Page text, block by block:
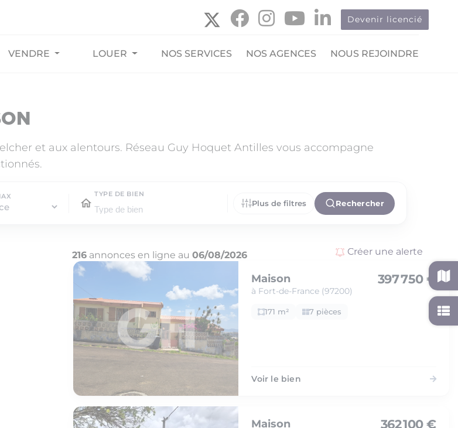
Devenir licencié
VENDRE LOUER NOS SERVICES NOS AGENCES NOUS REJOINDRE
et aux alentours. Réseau Guy Hoquet Antilles vous accompagne
TYPE DE BIEN
Plus de filtres Rechercher
216 annonces en ligne au06/08/2026 Créer une alerte
Maison
à Fort-de-France (97200)
397 750 €
171 m² 7 pièces
Voir le bien
Maison 362 100 €